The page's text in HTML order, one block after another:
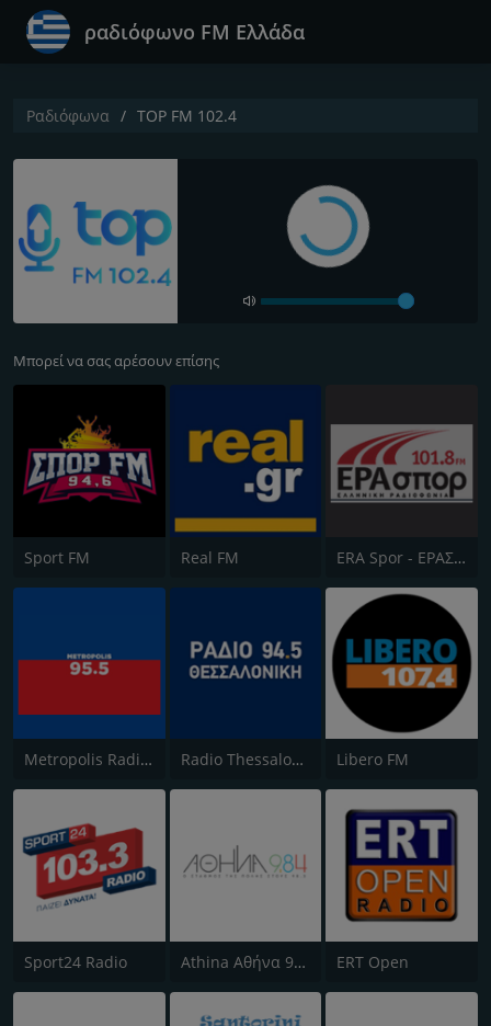
ραδιόφωνο FM Ελλάδα
Ραδιόφωνα TOP FM 102.4
Μπορεί να σας αρέσουν επίσης
Sport FM Real FM ERA Spor - ΕΡΑΣΠΟΡ
Metropolis Radio 95.5 FM Radio Thessaloniki Libero FM
Sport24 Radio Athina Αθήνα 98.4 FM ERT Open